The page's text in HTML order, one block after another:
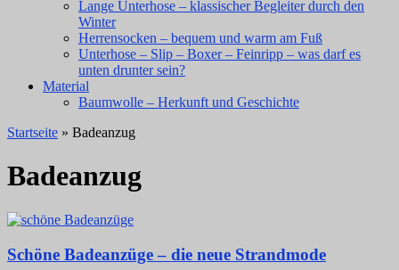
Lange Unterhose – klassischer Begleiter durch den
Winter
Herrensocken – bequem und warm am Fuß
Unterhose – Slip – Boxer – Feinripp – was darf es
unten drunter sein?
Material
Baumwolle – Herkunft und Geschichte
Startseite » Badeanzug
Badeanzug
Schöne Badeanzüge – die neue Strandmode